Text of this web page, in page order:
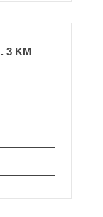
3 KM